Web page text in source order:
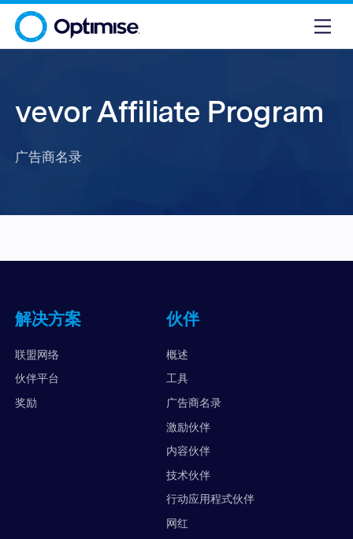
vevor Affiliate Program
广告商名录
解决方案
联盟网络
伙伴平台
奖励
伙伴
概述
工具
广告商名录
激励伙伴
内容伙伴
技术伙伴
行动应用程式伙伴
网红